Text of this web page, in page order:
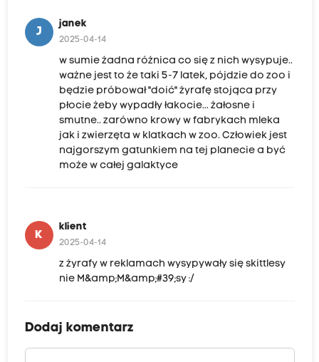
J
janek
2025-04-14
w sumie żadna różnica co się z nich wysypuje..
ważne jest to że taki 5-7 latek, pójdzie do zoo i
będzie próbował "doić" żyrafę stojąca przy
płocie żeby wypadły łakocie... żałosne i
smutne.. zarówno krowy w fabrykach mleka
jak i zwierzęta w klatkach w zoo. Człowiek jest
najgorszym gatunkiem na tej planecie a być
może w całej galaktyce
K
klient
2025-04-14
z żyrafy w reklamach wysypywały się skittlesy
nie M&amp;M&amp;#39;sy :/
Dodaj komentarz